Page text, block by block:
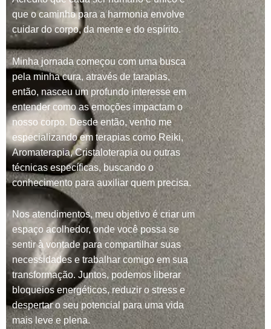
que o caminho para a harmonia envolve
cuidar do corpo, da mente e do espírito.
Minha jornada começou com uma busca
pela minha cura, através de tarapias,
então, nasceu um profundo interesse em
entender como as emoções impactam o
nosso corpo. Desde então, venho me
especializando em terapias como Reiki,
Aromaterapia, Cristaloterapia ou outras
técnicas específicas, buscando o
conhecimento para auxiliar quem precisa.
Nos atendimentos, meu objetivo é criar um
espaço acolhedor, onde você possa se
sentir à vontade para compartilhar suas
necessidades e trabalhar comigo em sua
transformação. Juntos, podemos liberar
bloqueios energéticos, reduzir o stress e
despertar o seu potencial para uma vida
mais leve e plena.